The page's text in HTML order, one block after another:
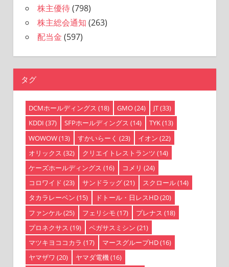
株主優待(798)
株主総会通知 (263)
配当金 (597)
タグ
DCMホールディングス (18) GMO(24) JT(33)
KDDI (37) SFPホールディングス (14) TYK(13)
WOWOW(13) すかいらーく (23) イオン (22)
オリックス (32) クリエイトレストランツ (14)
ケーズホールディングス (16) コメリ (24)
コロワイド (23) サンドラッグ(21) スクロール(14)
タカラレーベン (15) ドトール・日レスHD(20)
ファンケル(25) フェリシモ (17) プレナス (18)
プロネクサス (19) ペガサスミシン (21)
マツキヨココカラ (17) マースグループHD(16)
ヤマザワ (20) ヤマダ電機(16)